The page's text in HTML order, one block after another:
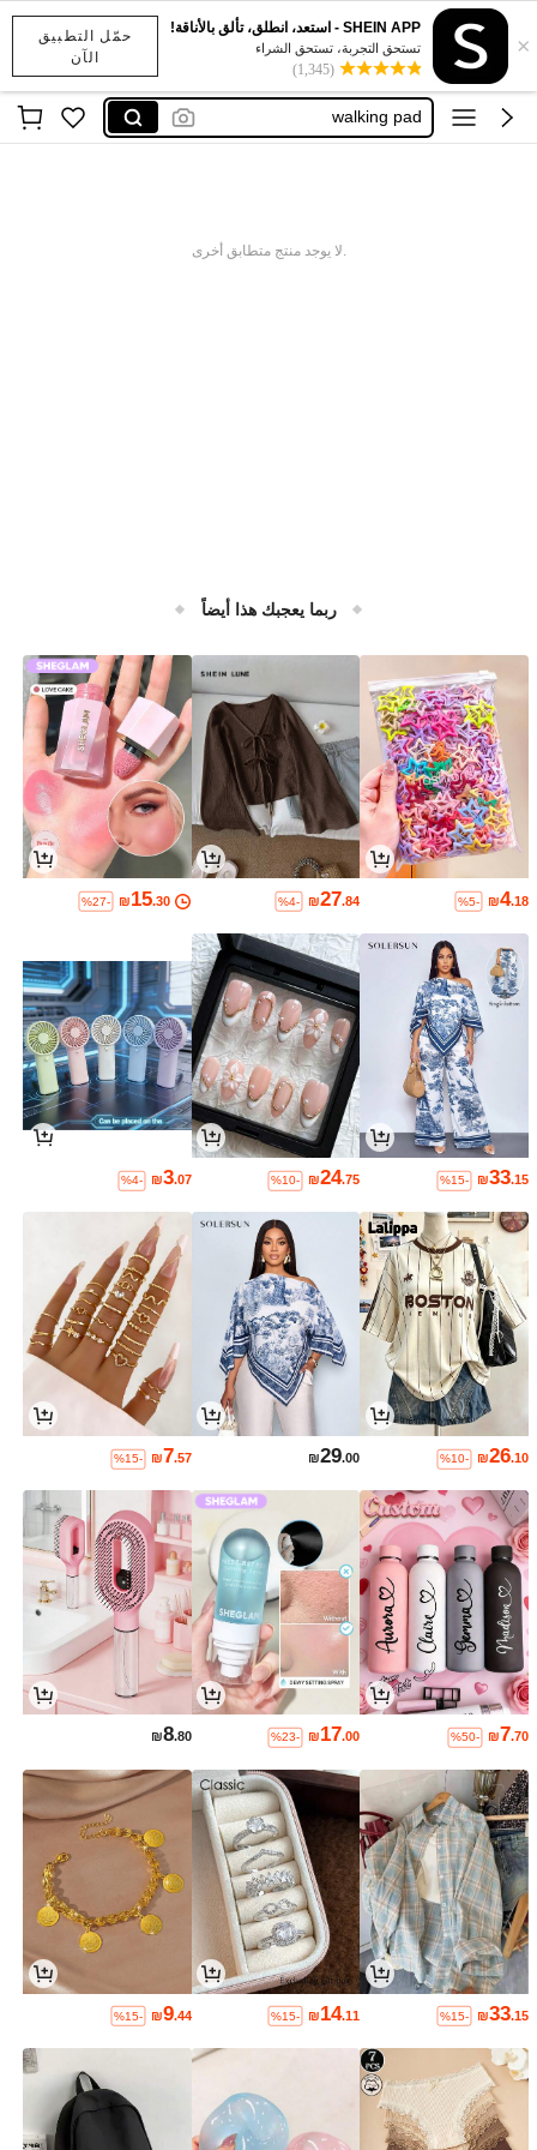
حمّل التطبيق
الآن
×
SHEIN APP - استعد، انطلق، تألق بالأناقة!
تستحق التجربة، تستحق الشراء
(1,345)
treadmill
اشياء رياضيه
walking pad
.لا يوجد منتج متطابق أخرى
ربما يعجبك هذا أيضاً
₪4.18
%5-
₪27.84
%4-
₪15.30
%27-
₪33.15
%15-
₪24.75
%10-
₪3.07
%4-
₪26.10
%10-
₪29.00
₪7.57
%15-
₪7.70
%50-
₪17.00
%23-
₪8.80
₪33.15
%15-
₪14.11
%15-
₪9.44
%15-